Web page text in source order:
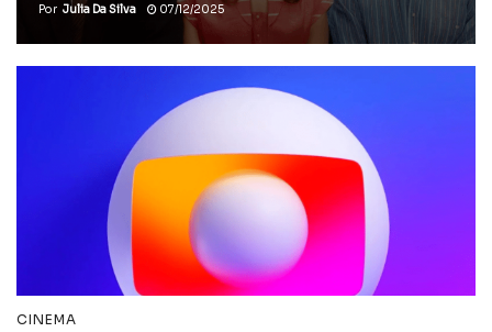
Por Julia Da Silva 07/12/2025
CINEMA